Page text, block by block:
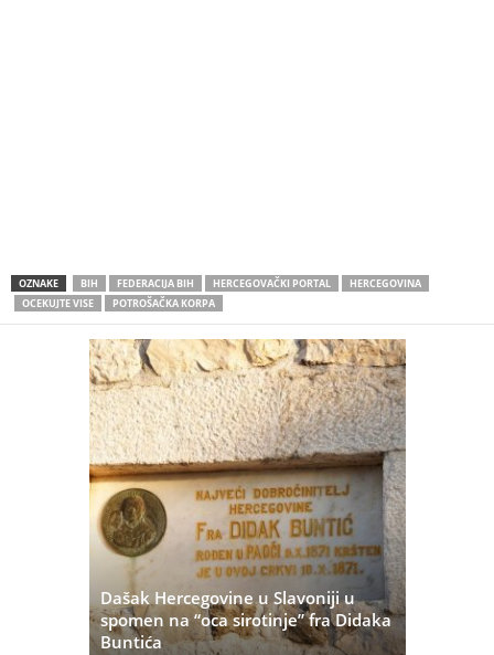
OZNAKE BIH FEDERACIJA BIH HERCEGOVAČKI PORTAL
HERCEGOVINA
OCEKUJTE VISE
POTROŠAČKA KORPA
Dašak Hercegovine u Slavoniji u
spomen na “oca sirotinje” fra Didaka
Buntića